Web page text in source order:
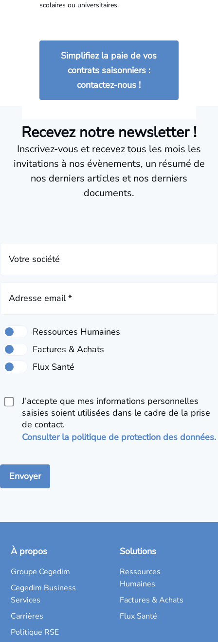
scolaires ou universitaires.
Simplifiez la paie de vos
contrats saisonniers :
contactez-nous !
Recevez notre newsletter !
Inscrivez-vous et recevez tous les mois les
invitations à nos évènements, un résumé de
nos derniers articles et nos derniers
documents.
Votre société
Adresse email *
J’accepte que mes informations personnelles
saisies soient utilisées dans le cadre de la prise
de contact.
Consulter la politique de protection des données.
À propos
Groupe Cegedim
Cegedim Business
Services
Carrières
Politique RSE
Solutions
Ressources
Humaines
Factures & Achats
Flux Santé